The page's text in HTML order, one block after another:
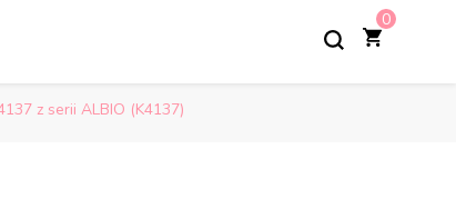
0
z serii ALBIO (K4137)